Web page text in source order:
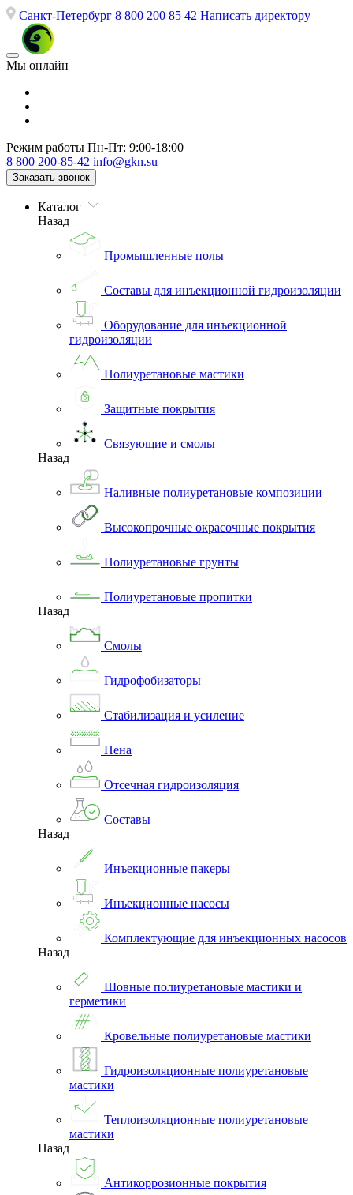
Санкт-Петербург 8 800 200 85 42 Написать директору
Мы онлайн
Режим работы Пн-Пт: 9:00-18:00
8 800 200-85-42 info@gkn.su
Заказать звонок
Каталог
Назад
Промышленные полы
Составы для инъекционной гидроизоляции
Оборудование для инъекционной
гидроизоляции
Полиуретановые мастики
Защитные покрытия
Связующие и смолы
Назад
Наливные полиуретановые композиции
Высокопрочные окрасочные покрытия
Полиуретановые грунты
Полиуретановые пропитки
Назад
Смолы
Гидрофобизаторы
Стабилизация и усиление
Пена
Отсечная гидроизоляция
Составы
Назад
Инъекционные пакеры
Инъекционные насосы
Комплектующие для инъекционных насосов
Назад
Шовные полиуретановые мастики и
герметики
Кровельные полиуретановые мастики
Гидроизоляционные полиуретановые
мастики
Теплоизоляционные полиуретановые
мастики
Назад
Антикоррозионные покрытия